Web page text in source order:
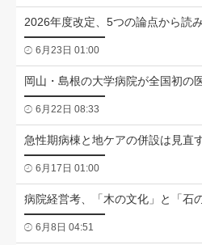
2026年度改定、5つの論点から読
6月23日 01:00
岡山・島根の大学病院が全国初の
6月22日 08:33
急性期病棟と地ケアの併設は見直
6月17日 01:00
病院経営考、「木の文化」と「石
6月8日 04:51